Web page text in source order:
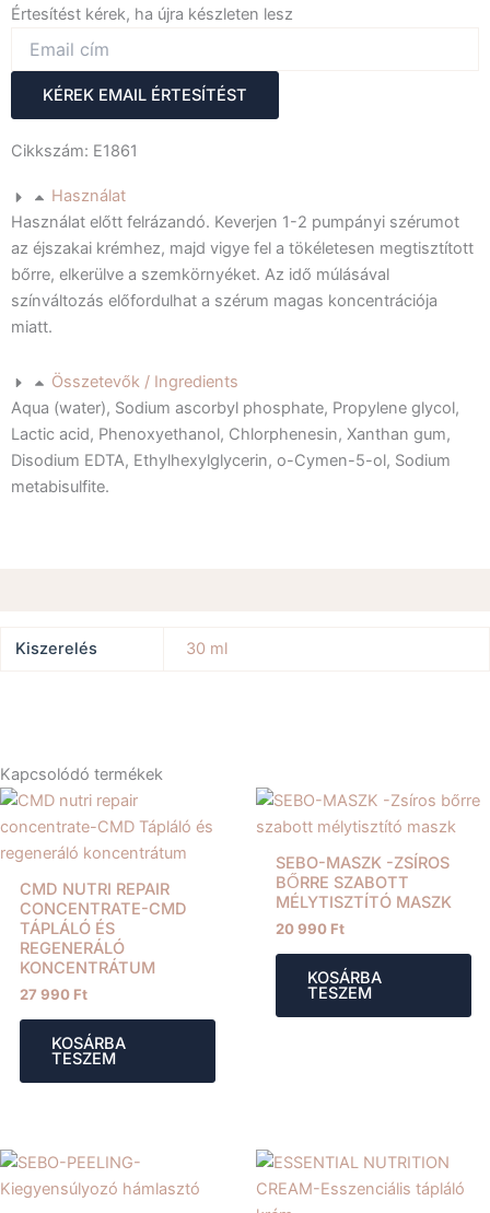
Értesítést kérek, ha újra készleten lesz
Email
KÉREK EMAIL ÉRTESÍTÉST
Cikkszám: E1861
Használat
Használat előtt felrázandó. Keverjen 1-2 pumpányi szérumot
az éjszakai krémhez, majd vigye fel a tökéletesen megtisztított
bőrre, elkerülve a szemkörnyéket. Az idő múlásával
színváltozás előfordulhat a szérum magas koncentrációja
miatt.
Összetevők / Ingredients
Aqua (water), Sodium ascorbyl phosphate, Propylene glycol,
Lactic acid, Phenoxyethanol, Chlorphenesin, Xanthan gum,
Disodium EDTA, Ethylhexylglycerin, o-Cymen-5-ol, Sodium
metabisulfite.
Kiszerelés 30 ml
Kapcsolódó termékek
CMD NUTRI REPAIR
CONCENTRATE-CMD
TÁPLÁLÓ ÉS
REGENERÁLÓ
KONCENTRÁTUM
27 990 Ft
KOSÁRBA
TESZEM
SEBO-MASZK -ZSÍROS
BŐRRE SZABOTT
MÉLYTISZTÍTÓ MASZK
20 990 Ft
KOSÁRBA
TESZEM